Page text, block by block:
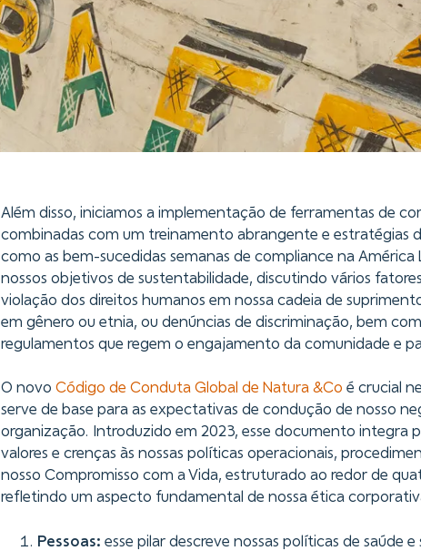
Além disso, iniciamos a implementação de ferramentas de
combinadas com um treinamento abrangente e estratégias
como as bem-sucedidas semanas de compliance na América
nossos objetivos de sustentabilidade, discutindo vários
violação dos direitos humanos em nossa cadeia de
em gênero ou etnia, ou denúncias de discriminação, bem
regulamentos que regem o engajamento da comunidade e
O novo Código de Conduta Global de Natura &Co é crucial
serve de base para as expectativas de condução de nosso
organização. Introduzido em 2023, esse documento integra
valores e crenças às nossas políticas operacionais,
nosso Compromisso com a Vida, estruturado ao redor de
refletindo um aspecto fundamental de nossa ética
Pessoas: esse pilar descreve nossas políticas de saúde